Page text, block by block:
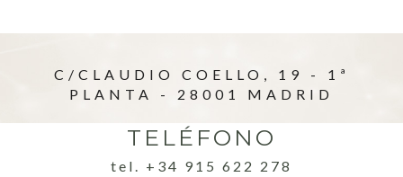
C/CLAUDIO COELLO, 19 - 1ª
PLANTA - 28001 MADRID
TELÉFONO
tel. +34 915 622 278